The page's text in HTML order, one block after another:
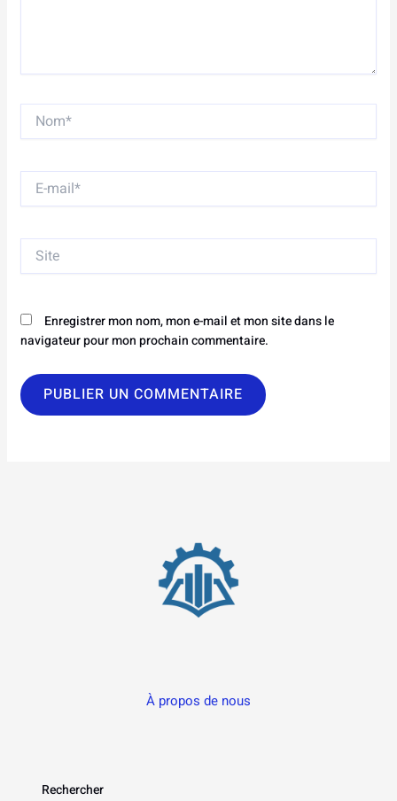
Nom*
mail*
Site
Enregistrer mon nom, mon e-mail et mon site dans le
navigateur pour mon prochain commentaire.
À propos de nous
Rechercher